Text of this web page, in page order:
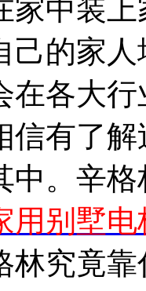
家中装
己的家
在各大
信有了
中。辛
用别墅
林究竟